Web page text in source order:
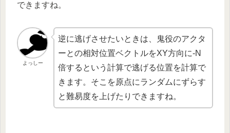
できますね。
よっしー
逆に逃げさせたいときは、鬼役のアクタ
ーとの相対位置ベクトルをXY方向に-N
倍するという計算で逃げる位置を計算で
きます。そこを原点にランダムにずらす
と難易度を上げたりできますね。